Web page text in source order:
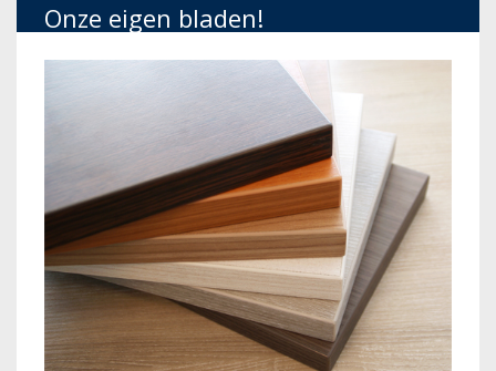
Onze eigen bladen!